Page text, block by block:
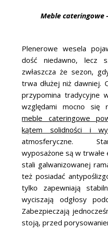
Meble cateringowe
Plenerowe wesela
dość niedawno, lecz
zwłaszcza że sezon,
trwa dłużej niż dawniej.
przypomina tradycyjne
względami mocno się
meble cateringowe
kątem solidności i
atmosferyczne.
wyposażone są w
stali galwanizowanej
też posiadać
tylko zapewniają
wyciszają odgłosy
Zabezpieczają
stoją, przed